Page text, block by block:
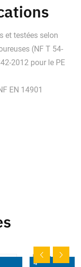
et testées selon
(NF T 54-
2012 pour le PE
EN 14901
4